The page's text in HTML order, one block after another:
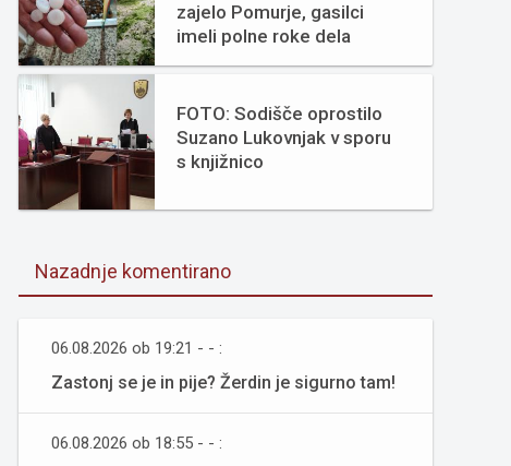
zajelo Pomurje, gasilci
imeli polne roke dela
FOTO: Sodišče oprostilo
Suzano Lukovnjak v sporu
s knjižnico
Nazadnje komentirano
06.08.2026 ob 19:21 - - :
Zastonj se je in pije? Žerdin je sigurno tam!
06.08.2026 ob 18:55 - - :